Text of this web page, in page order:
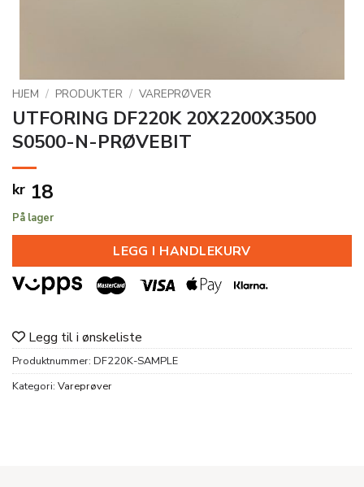
HJEM / PRODUKTER / VAREPRØVER
UTFORING DF220K 20X2200X3500
S0500-N-PRØVEBIT
kr 18
På lager
LEGG I HANDLEKURV
Legg til i ønskeliste
Produktnummer: DF220K-SAMPLE
Kategori: Vareprøver